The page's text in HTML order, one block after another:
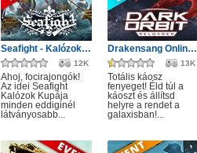
Seafight - Kalózok Kupája: Óceán bajnokai
12K
Ahoj, focirajongók!
Az idei Seafight
Kalózok Kupája
minden eddiginél
látványosabb...
Drakensang Online - Protegit zűrzavar
13K
Totális káosz
fenyeget! Éld túl a
káoszt és állítsd
helyre a rendet a
galaxisban!...